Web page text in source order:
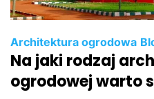
Architektura ogrodowa
Na jaki rodzaj
ogrodowej warto